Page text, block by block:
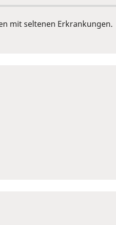
mit seltenen Erkrankungen.